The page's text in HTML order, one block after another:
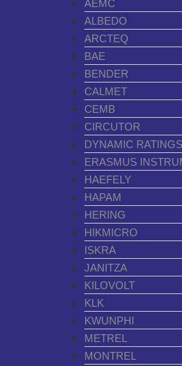
AEMC
ALBEDO
ARCTEQ
BAE
BENDER
CALMET
CEMB
CIRCUTOR
DYNAMIC RATINGS
ERASMUS
HAEFELY
HAPAM
HERING
HIKMICRO
ISKRA
JANITZA
KILOVOLT
KLK
KWUNPHI
METREL
MONTREL